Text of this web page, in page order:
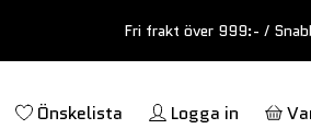
Fri frakt över 999:- /
Önskelista Logga in